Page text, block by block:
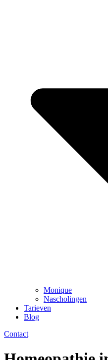
Monique
Nascholingen
Tarieven
Blog
Contact